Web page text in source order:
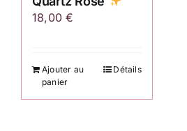
18,00€
Ajouter au
panier
Détails